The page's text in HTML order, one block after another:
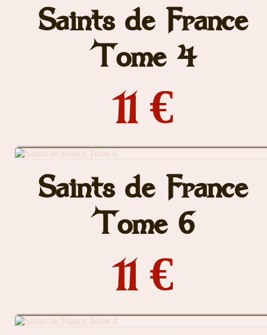
Saints de France
Tome 4
11 €
Saints de France
Tome 6
11 €